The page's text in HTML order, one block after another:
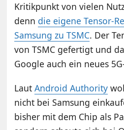
Kritikpunkt von vielen
denn die eigene Tensor-
Samsung zu TSMC. Der
von TSMC gefertigt und
Google auch ein neues
LautAndroid Authority
nicht bei Samsung
bisher mit dem Chip als